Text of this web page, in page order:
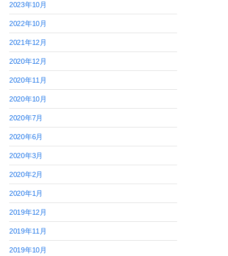
2023年10月
2022年10月
2021年12月
2020年12月
2020年11月
2020年10月
2020年7月
2020年6月
2020年3月
2020年2月
2020年1月
2019年12月
2019年11月
2019年10月